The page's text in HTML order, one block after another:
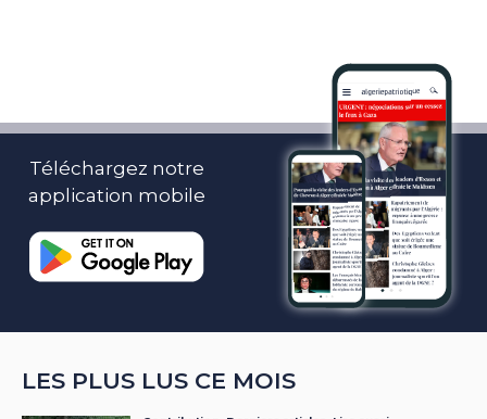
Téléchargez notre
application mobile
LES PLUS LUS CE MOIS